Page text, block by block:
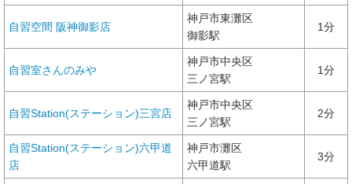
自習空間 阪神御影店
神戸市東灘区
御影駅
1分
自習室さんのみや
神戸市中央区
三ノ宮駅
1分
自習Station(ステーション)三宮店
神戸市中央区
三ノ宮駅
2分
自習Station(ステーション)六甲道
店
神戸市灘区
六甲道駅
3分